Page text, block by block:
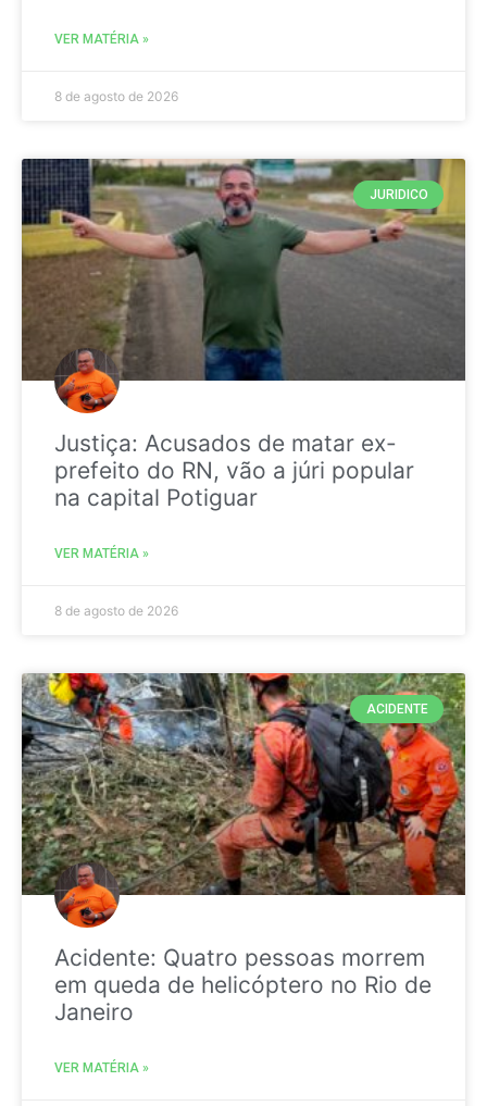
VER MATÉRIA »
8 de agosto de 2026
JURIDICO
Justiça: Acusados de matar ex-
prefeito do RN, vão a júri popular
na capital Potiguar
VER MATÉRIA »
8 de agosto de 2026
ACIDENTE
Acidente: Quatro pessoas morrem
em queda de helicóptero no Rio de
Janeiro
VER MATÉRIA »